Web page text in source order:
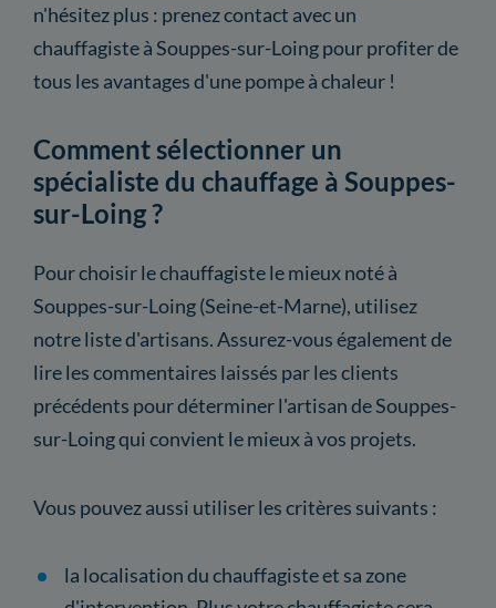
n'hésitez plus : prenez contact avec un
chauffagiste à Souppes-sur-Loing pour profiter de
tous les avantages d'une pompe à chaleur !
Comment sélectionner un
spécialiste du chauffage à Souppes-
sur-Loing ?
Pour choisir le chauffagiste le mieux noté à
Souppes-sur-Loing (Seine-et-Marne), utilisez
notre liste d'artisans. Assurez-vous également de
lire les commentaires laissés par les clients
précédents pour déterminer l'artisan de Souppes-
sur-Loing qui convient le mieux à vos projets.
Vous pouvez aussi utiliser les critères suivants :
la localisation du chauffagiste et sa zone